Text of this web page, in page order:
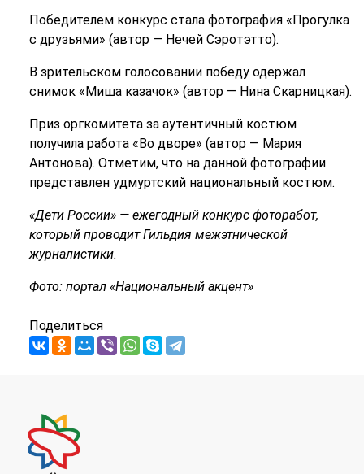
Победителем конкурс стала фотография «Прогулка
с друзьями» (автор — Нечей Сэротэтто).
В зрительском голосовании победу одержал
снимок «Миша казачок» (автор — Нина Скарницкая).
Приз оргкомитета за аутентичный костюм
получила работа «Во дворе» (автор — Мария
Антонова). Отметим, что на данной фотографии
представлен удмуртский национальный костюм.
«Дети России» — ежегодный конкурс фоторабот,
который проводит Гильдия межэтнической
журналистики.
Фото: портал «Национальный акцент»
Поделиться